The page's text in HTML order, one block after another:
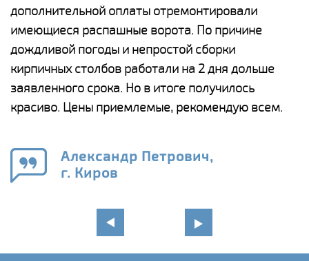
дополнительной оплаты отремонтировали
имеющиеся распашные ворота. По причине
дождливой погоды и непростой сборки
кирпичных столбов работали на 2 дня дольше
заявленного срока. Но в итоге получилось
красиво. Цены приемлемые, рекомендую всем.
Александр Петрович,
г. Киров